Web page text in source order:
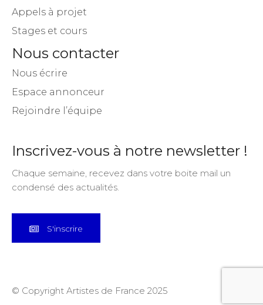
Appels à projet
Stages et cours
Nous contacter
Nous écrire
Espace annonceur
Rejoindre l’équipe
Inscrivez-vous à notre newsletter !
Chaque semaine, recevez dans votre boite mail un
condensé des actualités.
S'inscrire
© Copyright Artistes de France 2025